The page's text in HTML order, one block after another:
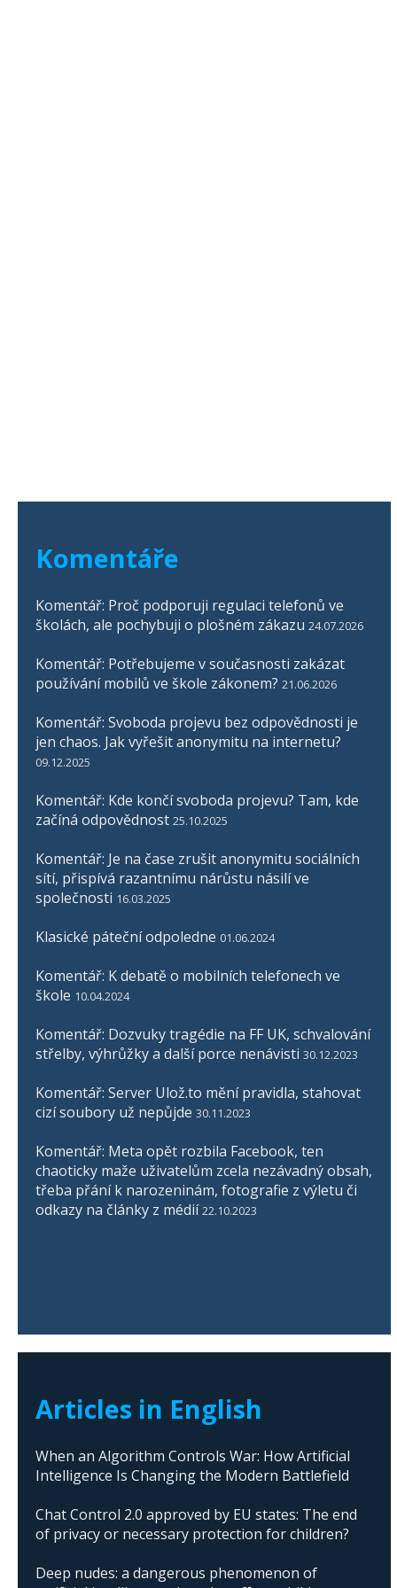
Komentáře
Komentář: Proč podporuji regulaci telefonů ve
školách, ale pochybuji o plošném zákazu 24.07.2026
Komentář: Potřebujeme v současnosti zakázat
používání mobilů ve škole zákonem? 21.06.2026
Komentář: Svoboda projevu bez odpovědnosti je
jen chaos. Jak vyřešit anonymitu na internetu?
09.12.2025
Komentář: Kde končí svoboda projevu? Tam, kde
začíná odpovědnost 25.10.2025
Komentář: Je na čase zrušit anonymitu sociálních
sítí, přispívá razantnímu nárůstu násilí ve
společnosti 16.03.2025
Klasické páteční odpoledne 01.06.2024
Komentář: K debatě o mobilních telefonech ve
škole 10.04.2024
Komentář: Dozvuky tragédie na FF UK, schvalování
střelby, výhrůžky a další porce nenávisti 30.12.2023
Komentář: Server Ulož.to mění pravidla, stahovat
cizí soubory už nepůjde 30.11.2023
Komentář: Meta opět rozbila Facebook, ten
chaoticky maže uživatelům zcela nezávadný obsah,
třeba přání k narozeninám, fotografie z výletu či
odkazy na články z médií 22.10.2023
Articles in English
When an Algorithm Controls War: How Artificial
Intelligence Is Changing the Modern Battlefield
Chat Control 2.0 approved by EU states: The end
of privacy or necessary protection for children?
Deep nudes: a dangerous phenomenon of